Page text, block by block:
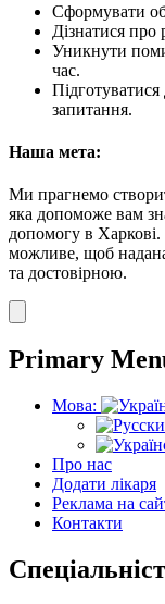
Сформувати
Дізнатися про
Уникнути
час.
запитання.
Наша мета:
Ми прагнемо
яка допоможе вам
допомогу в
можливе, щоб
та достовірною.
Primary
Мова:
Про нас
Додати лікаря
Реклама на
Контакти